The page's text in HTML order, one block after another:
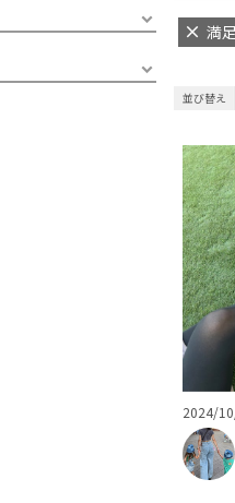
満
並び替え
2024/